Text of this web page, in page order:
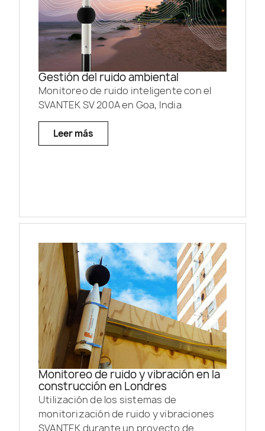
Gestión del ruido ambiental
Monitoreo de ruido inteligente con el
SVANTEK SV 200A en Goa, India
Leer más
Monitoreo de ruido y vibración en la
construcción en Londres
Utilización de los sistemas de
monitorización de ruido y vibraciones
SVANTEK durante un proyecto de